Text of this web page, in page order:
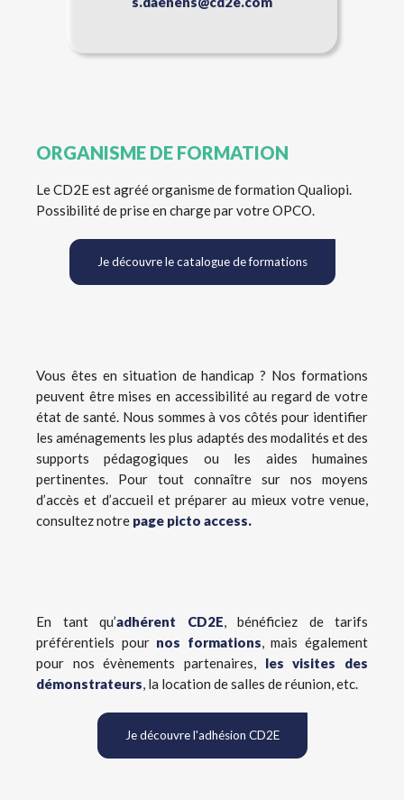
ORGANISME DE FORMATION
Le CD2E est agréé organisme de formation Qualiopi.
Possibilité de prise en charge par votre OPCO.
Je découvre le catalogue de formations
Vous êtes en situation de handicap ? Nos formations
peuvent être mises en accessibilité au regard de votre
état de santé. Nous sommes à vos côtés pour identifier
les aménagements les plus adaptés des modalités et des
supports pédagogiques ou les aides humaines
pertinentes. Pour tout connaître sur nos moyens
d’accès et d’accueil et préparer au mieux votre venue,
consultez notre page picto access.
En tant qu’adhérent CD2E, bénéficiez de tarifs
préférentiels pournos formations, mais également
pour nos évènements partenaires, les visites des
démonstrateurs, la location de salles de réunion, etc.
Je découvre l'adhésion CD2E